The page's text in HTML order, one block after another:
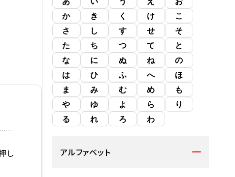
か
き く け
こ
さ
し す せ
そ
た
ち つ て
と
な
に ぬ ね
の
は
ひ ふ へ
ほ
ま
み む め
も
や
ゆ よ ら
り
る
れ ろ わ
アルファベット
し